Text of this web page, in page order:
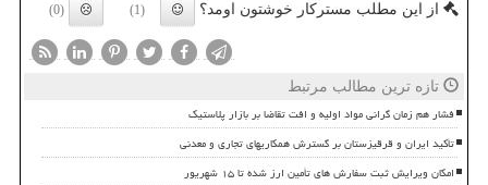
از این مطلب مسترکار خوشتون اومد؟ (1)
(0)
تازه ترین مطالب مرتبط
فشار هم زمان گرانی مواد اولیه و افت تقاضا بر بازار پلاستیک
تأکید ایران و قرقیزستان بر گسترش همکاریهای تجاری و معدنی
امکان ویرایش ثبت سفارش های تأمین ارز شده تا ۱۵ شهریور